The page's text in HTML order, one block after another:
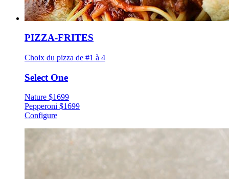
PIZZA-FRITES
Choix du pizza de #1 à 4
Select One
Nature $1699
Pepperoni $1699
Configure